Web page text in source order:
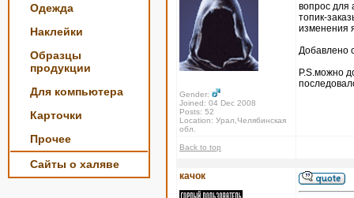
Одежда
Наклейки
Образцы
продукции
Для компьютера
Карточки
Прочее
Сайты о халяве
Gender:
Joined: 04 Dec 2008
Posts: 52
Location: Урал,Челябинская
обл.
вопрос для
топик-
изменения
Добавлено
P.S.можно
Back to top
качок